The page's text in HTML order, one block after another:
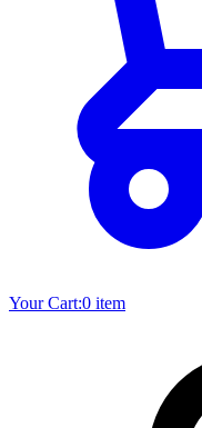
Your Cart:0 item